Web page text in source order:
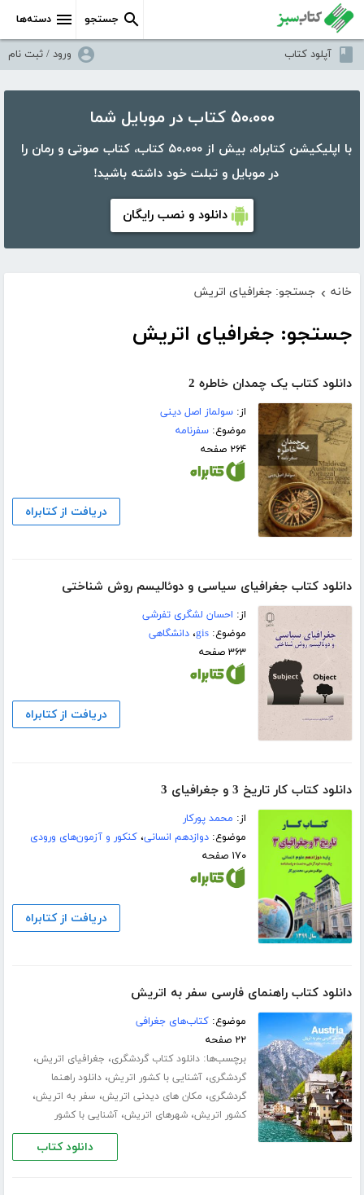
دسته‌ها جستجو
آپلود کتاب ورود / ثبت نام
۵۰،۰۰۰ کتاب در موبایل شما
با اپلیکیشن کتابراه، بیش از ۵۰،۰۰۰ کتاب، کتاب صوتی و رمان را
در موبایل و تبلت خود داشته باشید!
دانلود و نصب رایگان
خانه › جستجو: جغرافیای اتریش
جستجو: جغرافیای اتریش
دانلود کتاب یک چمدان خاطره 2
از:سولماز اصل دینی
موضوع:سفرنامه
۲۶۴ صفحه
دریافت از کتابراه
دانلود کتاب جغرافیای سیاسی و دوئالیسم روش شناختی
از: احسان لشگری تفرشی
موضوع:gis،دانشگاهی
۳۶۳ صفحه
دریافت از کتابراه
دانلود کتاب کار تاریخ 3 و جغرافیای 3
از: محمد پورکار
موضوع:دوازدهم انسانی،کنکور و آزمون‌های ورودی
۱۷۰ صفحه
دریافت از کتابراه
دانلود کتاب راهنمای فارسی سفر به اتریش
موضوع:کتاب‌های جغرافی
۲۲ صفحه
برچسب‌ها:دانلود کتاب گردشگری، جغرافیای اتریش،
گردشگری،آشنایی با کشور اتریش،دانلود راهنما
گردشگری، مکان های دیدنی اتریش، سفر به اتریش،
کشور اتریش،شهرهای اتریش،آشنایی با کشور
دانلود کتاب